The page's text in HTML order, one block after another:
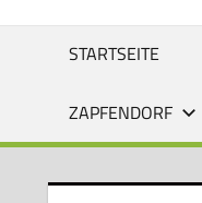
Hallstadt,
Lauter,
Rattelsdorf,
Reckendorf
STARTSEITE
ZAPFENDORF